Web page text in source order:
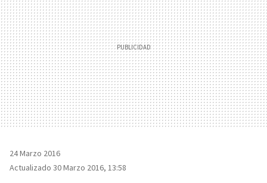
24 Marzo 2016
Actualizado 30 Marzo 2016, 13:58